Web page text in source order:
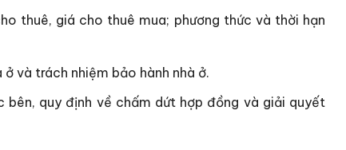
thuê, giá cho thuê mua; phương thức và thời hạn
và trách nhiệm bảo hành nhà ở.
quy định về chấm dứt hợp đồng và giải quyết